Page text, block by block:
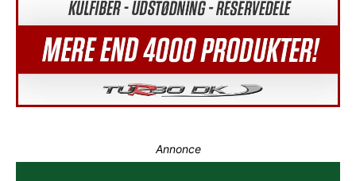
Annonce